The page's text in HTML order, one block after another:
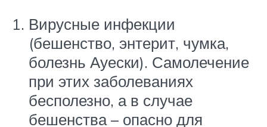
Вирусные инфекции
(бешенство, энтерит, чумка,
болезнь Ауески). Самолечение
при этих заболеваниях
бесполезно, а в случае
бешенства – опасно для